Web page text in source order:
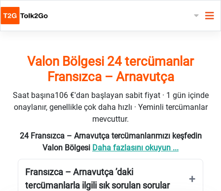
Valon Bölgesi 24 tercümanlar
Fransızca – Arnavutça
Saat başına106 €'dan başlayan sabit fiyat · 1 gün içinde
onaylanır, genellikle çok daha hızlı · Yeminli tercümanlar
mevcuttur.
24 Fransızca – Arnavutça tercümanlarımızı keşfedin
Valon Bölgesi Daha fazlasını okuyun ...
Fransızca – Arnavutça ’daki
tercümanlarla ilgili sık sorulan sorular